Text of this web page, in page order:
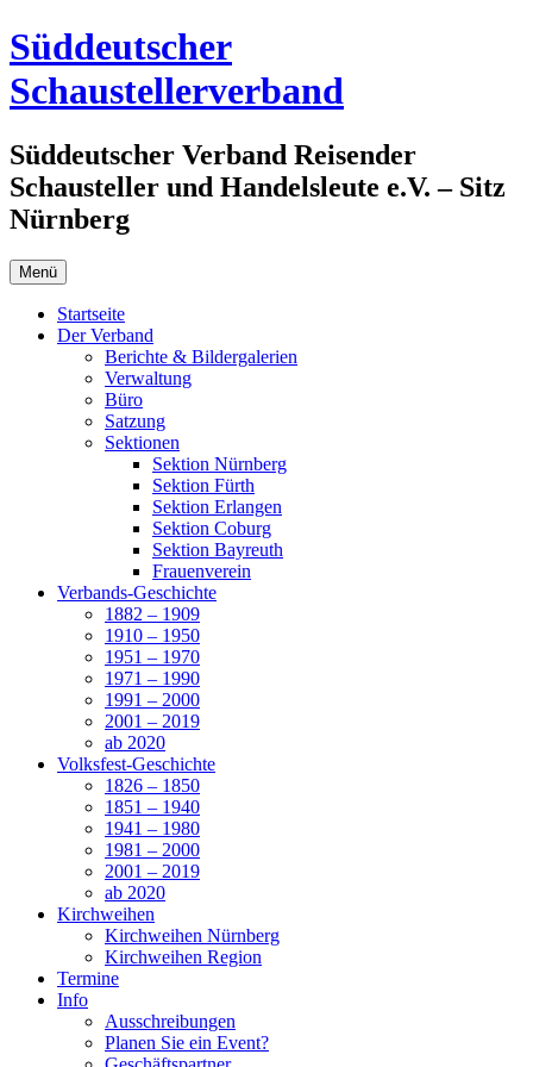
Zum
Inhalt
springen
Süddeutscher
Schaustellerverband
Süddeutscher Verband Reisender
Schausteller und Handelsleute e.V. – Sitz
Nürnberg
Menü
Startseite
Der Verband
Berichte & Bildergalerien
Verwaltung
Büro
Satzung
Sektionen
Sektion Nürnberg
Sektion Fürth
Sektion Erlangen
Sektion Coburg
Sektion Bayreuth
Frauenverein
Verbands-Geschichte
1882 – 1909
1910 – 1950
1951 – 1970
1971 – 1990
1991 – 2000
2001 – 2019
ab 2020
Volksfest-Geschichte
1826 – 1850
1851 – 1940
1941 – 1980
1981 – 2000
2001 – 2019
ab 2020
Kirchweihen
Kirchweihen Nürnberg
Kirchweihen Region
Termine
Info
Ausschreibungen
Planen Sie ein Event?